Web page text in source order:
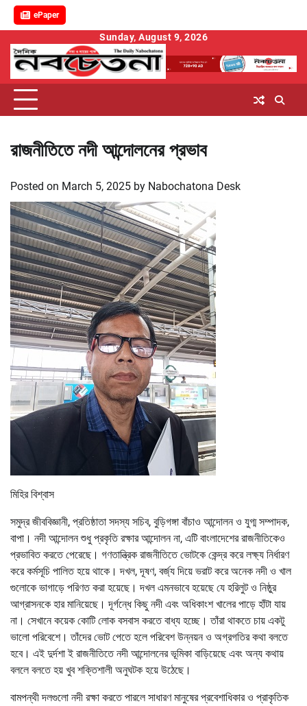
ePaper
content
Sunday, August 9, 2026
রাজনীতিতে নদী আন্দোলনের প্রভাব
Posted on March 5, 2025 by Nabochatona Desk
মিহির বিশ্বাস
সমুদ্র জীববিজ্ঞানী, প্রতিষ্ঠাতা সদস্য সচিব, বুড়িগঙ্গা বাঁচাও আন্দোলন ও যুগ্ম সম্পাদক,
বাপা। নদী আন্দোলন শুধু প্রকৃতি রক্ষার আন্দোলন না, এটি বাংলাদেশের রাজনীতিকেও
প্রভাবিত করতে পেরেছে। গণতান্ত্রিক রাজনীতিতে ভোটকে কেন্দ্র করে লক্ষ্য নির্ধারণ
করে কর্মসূচি পালিত হয়ে থাকে। দখল, দূষণ, বর্জ্য দিয়ে ভরাট করে অনেক নদী ও খাল
গুলোকে ভাগাড়ে পরিণত করা হয়েছে। দখল এমনভাবে হয়েছে যে হরিলুট ও নিষ্ঠুর
আগ্রাসনকে হার মানিয়েছে। দূর্গন্ধে কিছু নদী এবং অধিকাংশ খালের পাড়ে হাঁটা যায়
না। সেখানে কয়েক কোটি লোক বসবাস করতে বাধ্য হচ্ছে। তাঁরা থাকতে চায় একটু
ভালো পরিবেশে। তাঁদের ভোট পেতে হলে পরিবেশ উন্নয়ন ও অগ্রগতির কথা বলতে
হবে। এই দুর্দশা ই রাজনীতিতে নদী আন্দোলনের ভূমিকা বাড়িয়েছে এবং অন্য কথায়
বললে বলতে হয় খুব শক্তিশালী অনুঘটক হয়ে উঠেছে।
বামপন্থী দলগুলো নদী রক্ষা করতে পারলে সাধারণ মানুষের প্রবেশাধিকার ও প্রাকৃতিক